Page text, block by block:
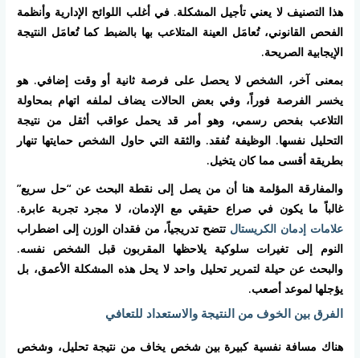
هذا التصنيف لا يعني تأجيل المشكلة. في أغلب اللوائح الإدارية وأنظمة
الفحص القانوني، تُعامَل العينة المتلاعب بها بالضبط كما تُعامَل النتيجة
الإيجابية الصريحة.
بمعنى آخر، الشخص لا يحصل على فرصة ثانية أو وقت إضافي. هو
يخسر الفرصة فوراً، وفي بعض الحالات يضاف لملفه اتهام بمحاولة
التلاعب بفحص رسمي، وهو أمر قد يحمل عواقب أثقل من نتيجة
التحليل نفسها. الوظيفة تُفقد. والثقة التي حاول الشخص حمايتها تنهار
بطريقة أقسى مما كان يتخيل.
والمفارقة المؤلمة هنا أن من يصل إلى نقطة البحث عن “حل سريع”
غالباً ما يكون في صراع حقيقي مع الإدمان، لا مجرد تجربة عابرة.
علامات إدمان الكريستال تتضح تدريجياً، من فقدان الوزن إلى اضطراب
النوم إلى تغيرات سلوكية يلاحظها المقربون قبل الشخص نفسه.
والبحث عن حيلة لتمرير تحليل واحد لا يحل هذه المشكلة الأعمق، بل
يؤجلها لموعد أصعب.
الفرق بين الخوف من النتيجة والاستعداد للتعافي
هناك مسافة نفسية كبيرة بين شخص يخاف من نتيجة تحليل، وشخص